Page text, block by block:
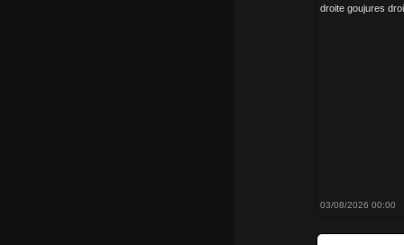
droite goujures
03/08/2026 00:00